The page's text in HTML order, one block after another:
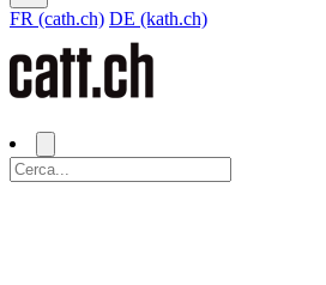
FR (cath.ch) DE (kath.ch)